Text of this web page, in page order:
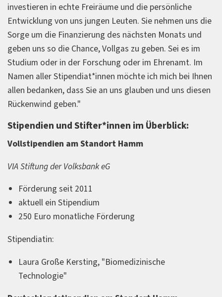
investieren in echte Freiräume und die persönliche
Entwicklung von uns jungen Leuten. Sie nehmen uns die
Sorge um die Finanzierung des nächsten Monats und
geben uns so die Chance, Vollgas zu geben. Sei es im
Studium oder in der Forschung oder im Ehrenamt. Im
Namen aller Stipendiat*innen möchte ich mich bei Ihnen
allen bedanken, dass Sie an uns glauben und uns diesen
Rückenwind geben."
Stipendien und Stifter*innen im Überblick:
Vollstipendien am Standort Hamm
VIA Stiftung der Volksbank eG
Förderung seit 2011
aktuell ein Stipendium
250 Euro monatliche Förderung
Stipendiatin:
Laura Große Kersting, "Biomedizinische
Technologie"